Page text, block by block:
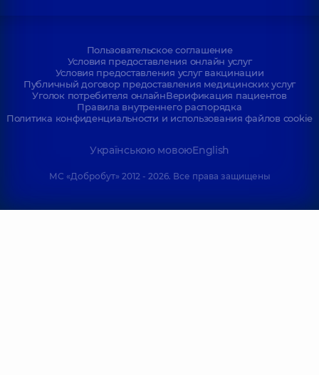
Пользовательское соглашение
Условия предоставления онлайн услуг
Условия предоставления услуг вакцинации
Публичный договор предоставления медицинских услуг
Уголок потребителя онлайнВерификация пациентов
Правила внутреннего распорядка
Политика конфиденциальности и использования файлов cookie
Українською мовоюEnglish
МС «Добробут» 2012 - 2026. Все права защищены